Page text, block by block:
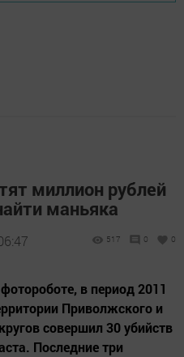
миллион рублей
маньяка
517 0 0
в период 2011
Приволжского и
совершил 30 убийств
Последние три